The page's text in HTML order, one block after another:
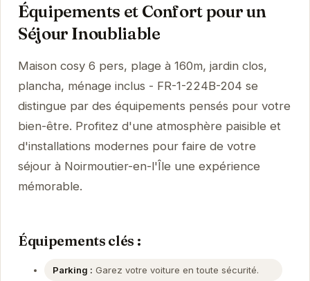
Équipements et Confort pour un
Séjour Inoubliable
Maison cosy 6 pers, plage à 160m, jardin clos,
plancha, ménage inclus - FR-1-224B-204 se
distingue par des équipements pensés pour votre
bien-être. Profitez d'une atmosphère paisible et
d'installations modernes pour faire de votre
séjour à Noirmoutier-en-l'Île une expérience
mémorable.
Équipements clés :
Parking : Garez votre voiture en toute sécurité.